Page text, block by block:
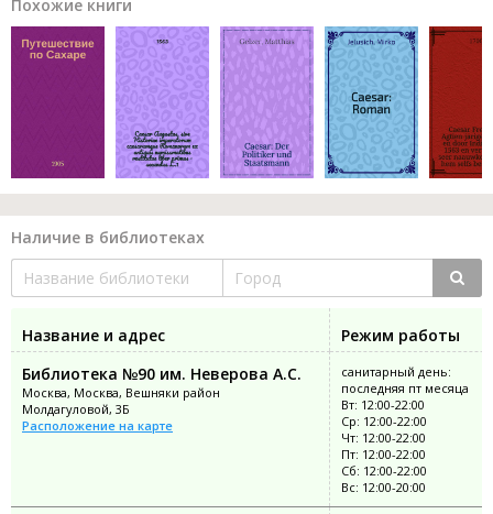
Похожие книги
Наличие в библиотеках
Название и адрес
Режим работы
Библиотека №90 им. Неверова А.С.
Москва, Москва, Вешняки район
Молдагуловой, 3Б
Расположение на карте
санитарный день:
последняя пт месяца
Вт: 12:00-22:00
Ср: 12:00-22:00
Чт: 12:00-22:00
Пт: 12:00-22:00
Сб: 12:00-22:00
Вс: 12:00-20:00